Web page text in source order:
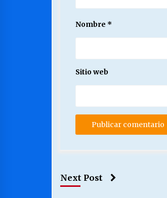
Nombre *
Sitio web
Next Post